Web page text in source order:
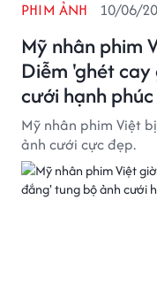
Mỹ nhân phim
Diễm 'ghét
cưới hạnh
PHIM ẢNH 10/06/
Mỹ nhân phim Việt
ảnh cưới cực đẹp.